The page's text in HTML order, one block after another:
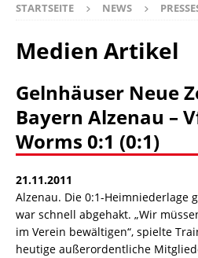
STARTSEITE NEWS
Medien Artikel
Gelnhäuser Neue
Bayern Alzenau –
Worms 0:1 (0:1)
21.11.2011
Alzenau. Die 0:1-Heimniederlage
war schnell abgehakt. „Wir
im Verein bewältigen“, spielte
heutige außerordent­liche